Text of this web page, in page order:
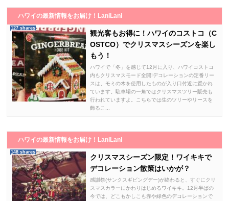
ハワイの最新情報をお届け！LaniLani
127 shares
観光客もお得に！ハワイのコストコ（C
OSTCO）でクリスマスシーズンを楽し
もう！
ハワイで「冬」を感じて12月に入り、ハワイコストコ
内もクリスマスモード全開!デコレーションの定番リー
スは、モミの木を使用したものが入り口付近に置かれ
ています。駐車場の一角ではクリスマスツリー販売も
行われていますよ。こちらでは生のツリーやリースを
飾るこ...
ハワイの最新情報をお届け！LaniLani
148 shares
クリスマスシーズン限定！ワイキキで
デコレーション散策はいかが？
感謝祭(サンクスギビングデー)が終わると、すぐにクリ
スマスカラーにかわりはじめるワイキキ。12月半ばの
今では、どこもかしこも赤や緑色のデコレーションで